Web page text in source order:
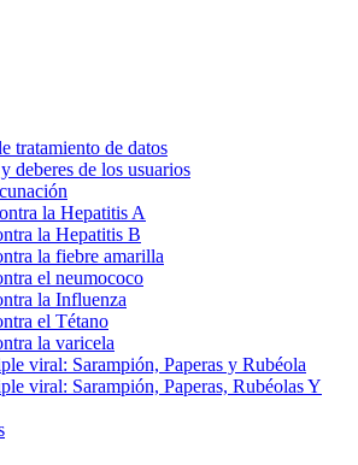
tratamiento de datos
deberes de los usuarios
la Hepatitis A
la Hepatitis B
la fiebre amarilla
el neumococo
la Influenza
el Tétano
la varicela
viral: Sarampión, Paperas y Rubéola
viral: Sarampión, Paperas, Rubéolas Y